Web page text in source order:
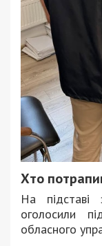
Хто
На підставі
оголосили
обласного